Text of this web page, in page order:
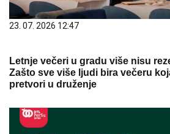
23. 07. 2026 12:47
Letnje večeri u gradu više nisu
Zašto sve više ljudi bira večeru
pretvori u druženje